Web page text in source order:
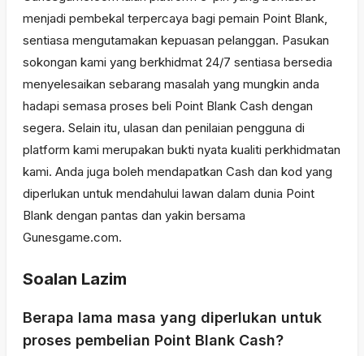
menjadi pembekal terpercaya bagi pemain Point Blank,
sentiasa mengutamakan kepuasan pelanggan. Pasukan
sokongan kami yang berkhidmat 24/7 sentiasa bersedia
menyelesaikan sebarang masalah yang mungkin anda
hadapi semasa proses beli Point Blank Cash dengan
segera. Selain itu, ulasan dan penilaian pengguna di
platform kami merupakan bukti nyata kualiti perkhidmatan
kami. Anda juga boleh mendapatkan Cash dan kod yang
diperlukan untuk mendahului lawan dalam dunia Point
Blank dengan pantas dan yakin bersama
Gunesgame.com.
Soalan Lazim
Berapa lama masa yang diperlukan untuk
proses pembelian Point Blank Cash?